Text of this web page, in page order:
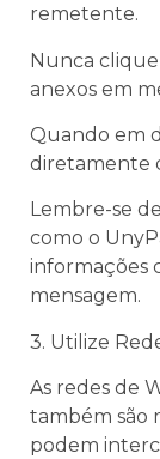
remetente.
Nunca
anexos em
Quando em
diretamente
Lembre-se
como o
informações
mensagem.
3. Utilize
As redes de
também são
podem